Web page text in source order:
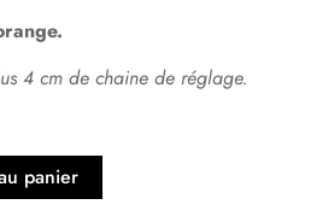
4 cm de chaine de réglage.
panier